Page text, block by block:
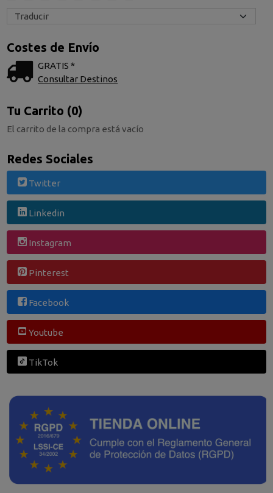
Costes de Envío
GRATIS *
Consultar Destinos
Tu Carrito (0)
El carrito de la compra está vacío
Redes Sociales
Twitter
Linkedin
Instagram
Pinterest
Facebook
Youtube
TikTok